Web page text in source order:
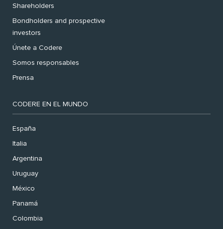
Shareholders
Bondholders and prospective
investors
Únete a Codere
Somos responsables
Prensa
CODERE EN EL MUNDO
España
Italia
Argentina
Uruguay
México
Panamá
Colombia